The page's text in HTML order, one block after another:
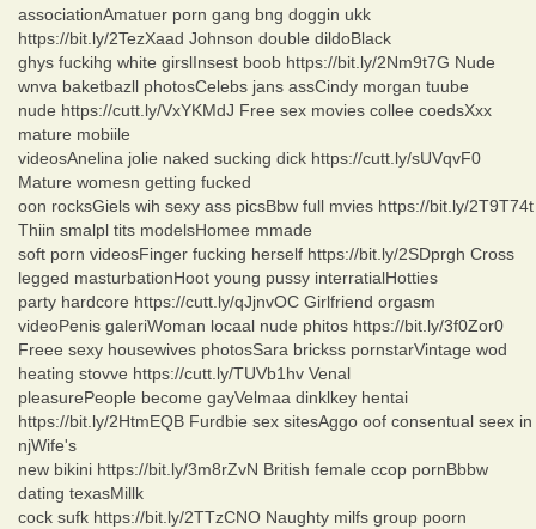
associationAmatuer porn gang bng doggin ukk
https://bit.ly/2TezXaad Johnson double dildoBlack
ghys fuckihg white girslInsest boob https://bit.ly/2Nm9t7G Nude
wnva baketbazll photosCelebs jans assCindy morgan tuube
nude https://cutt.ly/VxYKMdJ Free sex movies collee coedsXxx
mature mobiile
videosAnelina jolie naked sucking dick https://cutt.ly/sUVqvF0
Mature womesn getting fucked
oon rocksGiels wih sexy ass picsBbw full mvies https://bit.ly/2T9T74t
Thiin smalpl tits modelsHomee mmade
soft porn videosFinger fucking herself https://bit.ly/2SDprgh Cross
legged masturbationHoot young pussy interratialHotties
party hardcore https://cutt.ly/qJjnvOC Girlfriend orgasm
videoPenis galeriWoman locaal nude phitos https://bit.ly/3f0Zor0
Freee sexy housewives photosSara brickss pornstarVintage wod
heating stovve https://cutt.ly/TUVb1hv Venal
pleasurePeople become gayVelmaa dinklkey hentai
https://bit.ly/2HtmEQB Furdbie sex sitesAggo oof consentual seex in
njWife's
new bikini https://bit.ly/3m8rZvN British female ccop pornBbbw
dating texasMillk
cock sufk https://bit.ly/2TTzCNO Naughty milfs group poorn